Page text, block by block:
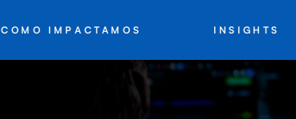
COMO IMPACTAMOS INSIGHTS